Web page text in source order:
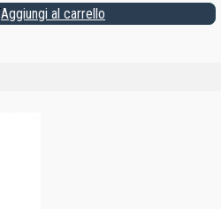
Aggiungi al carrello